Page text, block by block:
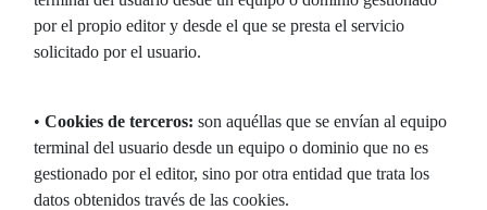
por el propio editor y desde el que se presta el servicio
solicitado por el usuario.
• Cookies de terceros: son aquéllas que se envían al equipo
terminal del usuario desde un equipo o dominio que no es
gestionado por el editor, sino por otra entidad que trata los
datos obtenidos través de las cookies.